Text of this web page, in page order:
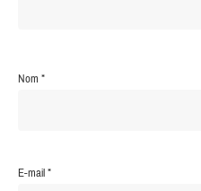
Nom*
E-mail*